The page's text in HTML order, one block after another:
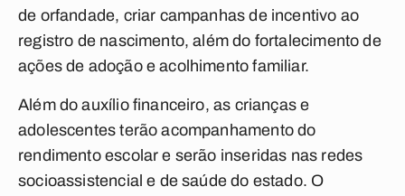
de orfandade, criar campanhas de incentivo ao
registro de nascimento, além do fortalecimento de
ações de adoção e acolhimento familiar.
Além do auxílio financeiro, as crianças e
adolescentes terão acompanhamento do
rendimento escolar e serão inseridas nas redes
socioassistencial e de saúde do estado. O